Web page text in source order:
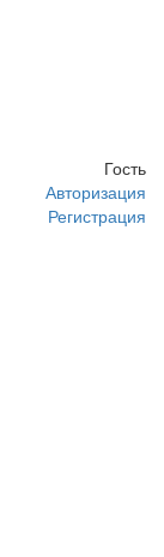
Гость
Авторизация
Регистрация